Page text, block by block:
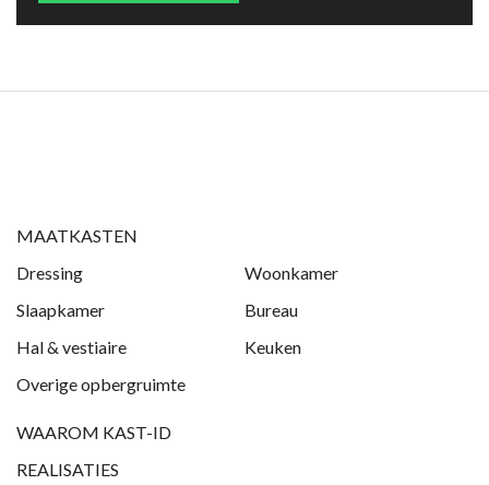
MAATKASTEN
Dressing
Woonkamer
Slaapkamer
Bureau
Hal & vestiaire
Keuken
Overige opbergruimte
WAAROM KAST-ID
REALISATIES